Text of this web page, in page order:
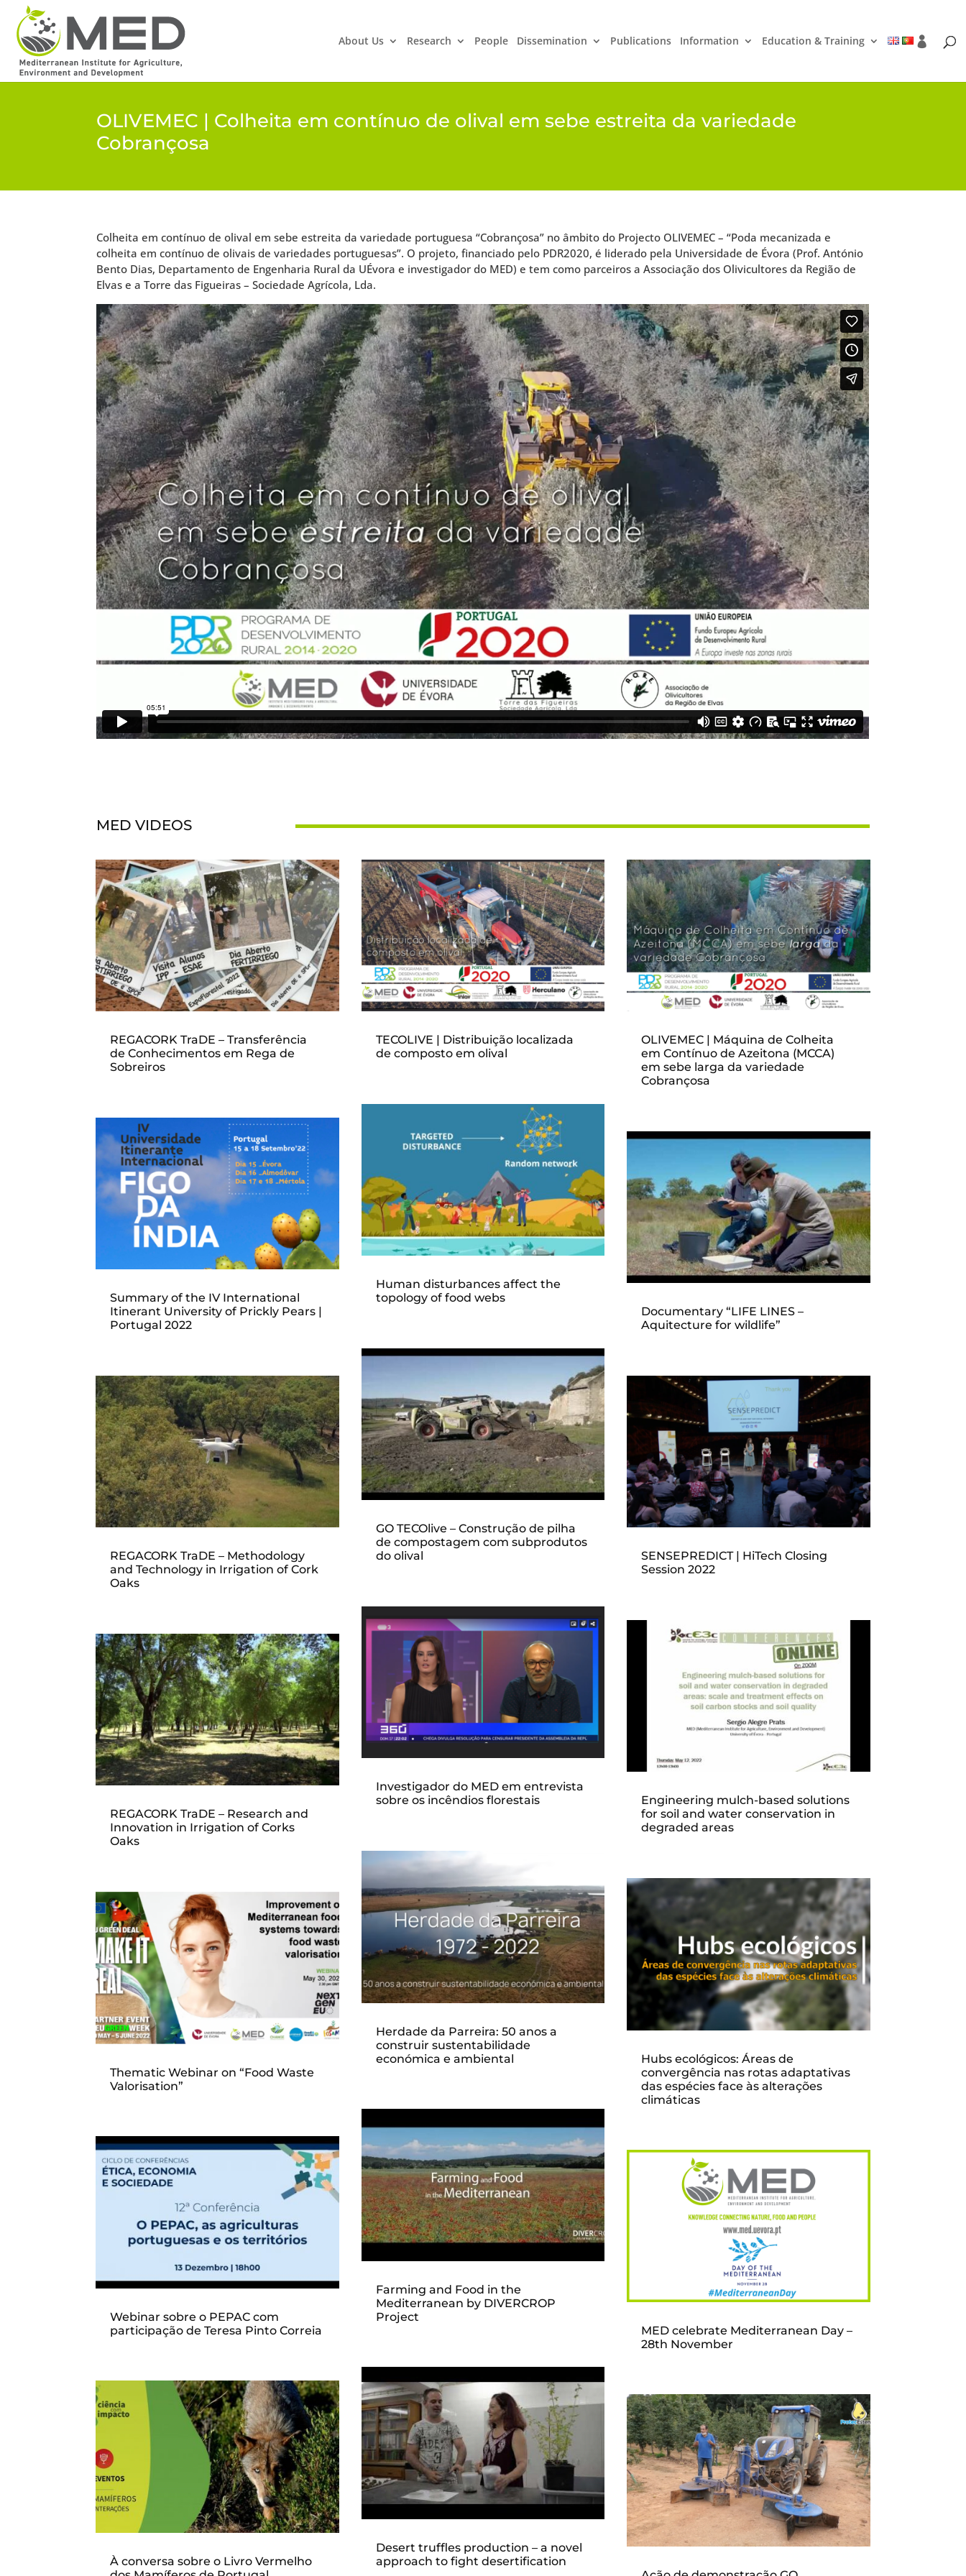
About Us Research People Dissemination Publications Information Education & Training
OLIVEMEC | Colheita em contínuo de olival em sebe estreita da variedade
Cobrançosa
Colheita em contínuo de olival em sebe estreita da variedade portuguesa “Cobrançosa” no âmbito do Projecto OLIVEMEC – “Poda mecanizada e
colheita em contínuo de olivais de variedades portuguesas”. O projeto, financiado pelo PDR2020, é liderado pela Universidade de Évora (Prof. António
Bento Dias, Departamento de Engenharia Rural da UÉvora e investigador do MED) e tem como parceiros a Associação dos Olivicultores da Região de
Elvas e a Torre das Figueiras – Sociedade Agrícola, Lda.
MED VIDEOS
REGACORK TraDE – Transferência
de Conhecimentos em Rega de
Sobreiros
Summary of the IV International
Itinerant University of Prickly Pears |
Portugal 2022
REGACORK TraDE – Methodology
and Technology in Irrigation of Cork
Oaks
REGACORK TraDE – Research and
Innovation in Irrigation of Corks
Oaks
Thematic Webinar on “Food Waste
Valorisation”
Webinar sobre o PEPAC com
participação de Teresa Pinto Correia
À conversa sobre o Livro Vermelho
TECOLIVE | Distribuição localizada
de composto em olival
Human disturbances affect the
topology of food webs
GO TECOlive – Construção de pilha
de compostagem com subprodutos
do olival
Investigador do MED em entrevista
sobre os incêndios florestais
Herdade da Parreira: 50 anos a
construir sustentabilidade
económica e ambiental
Farming and Food in the
Mediterranean by DIVERCROP
Project
Desert truffles production – a novel
approach to fight desertification
OLIVEMEC | Máquina de Colheita
em Contínuo de Azeitona (MCCA)
em sebe larga da variedade
Cobrançosa
Documentary “LIFE LINES –
Aquitecture for wildlife”
SENSEPREDICT | HiTech Closing
Session 2022
Engineering mulch-based solutions
for soil and water conservation in
degraded areas
Hubs ecológicos: Áreas de
convergência nas rotas adaptativas
das espécies face às alterações
climáticas
MED celebrate Mediterranean Day –
28th November